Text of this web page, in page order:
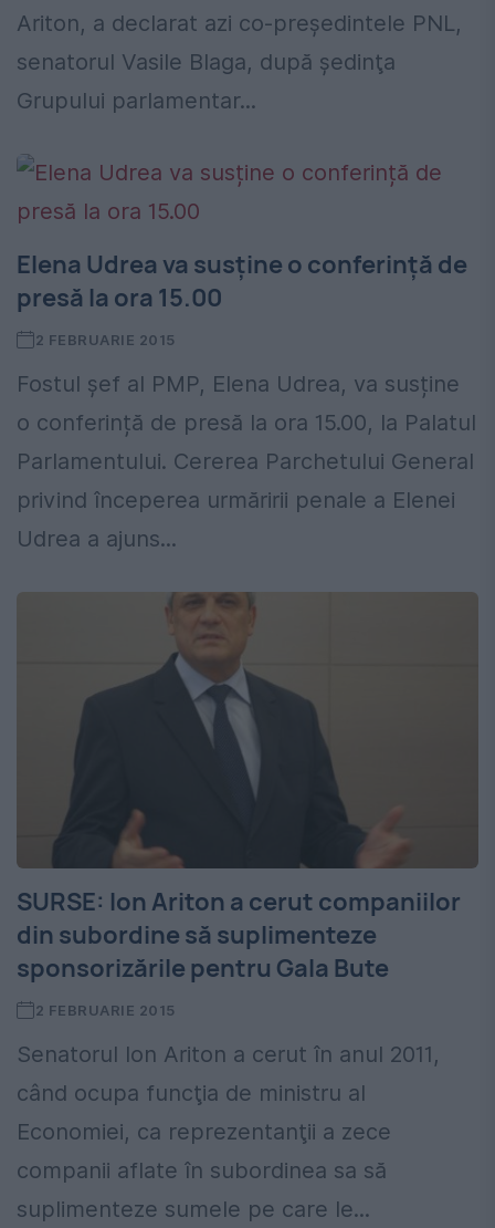
Ariton, a declarat azi co-preşedintele PNL,
senatorul Vasile Blaga, după şedinţa
Grupului parlamentar...
Elena Udrea va susține o conferință de
presă la ora 15.00
2 FEBRUARIE 2015
Fostul șef al PMP, Elena Udrea, va susține
o conferință de presă la ora 15.00, la Palatul
Parlamentului. Cererea Parchetului General
privind începerea urmăririi penale a Elenei
Udrea a ajuns...
SURSE: Ion Ariton a cerut companiilor
din subordine să suplimenteze
sponsorizările pentru Gala Bute
2 FEBRUARIE 2015
Senatorul Ion Ariton a cerut în anul 2011,
când ocupa funcţia de ministru al
Economiei, ca reprezentanţii a zece
companii aflate în subordinea sa să
suplimenteze sumele pe care le...